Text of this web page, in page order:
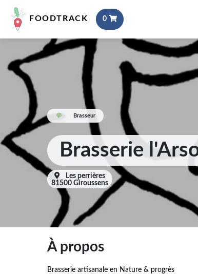
FOODTRACK 0
Brasseur
Brasserie
Les perrières
81500 Giroussens
À propos
Brasserie artisanale en Nature & progrès